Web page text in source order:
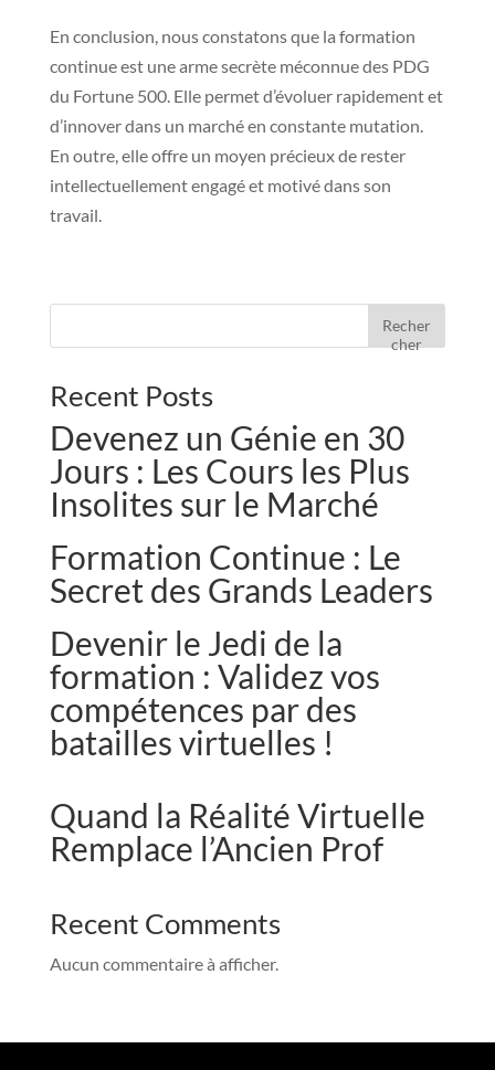
En conclusion, nous constatons que la formation
continue est une arme secrète méconnue des PDG
du Fortune 500. Elle permet d’évoluer rapidement et
d’innover dans un marché en constante mutation.
En outre, elle offre un moyen précieux de rester
intellectuellement engagé et motivé dans son
travail.
Recher
cher
Recent Posts
Devenez un Génie en 30
Jours : Les Cours les Plus
Insolites sur le Marché
Formation Continue : Le
Secret des Grands Leaders
Devenir le Jedi de la
formation : Validez vos
compétences par des
batailles virtuelles !
Quand la Réalité Virtuelle
Remplace l’Ancien Prof
Recent Comments
Aucun commentaire à afficher.